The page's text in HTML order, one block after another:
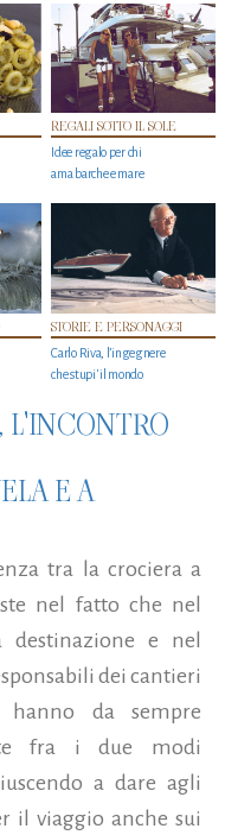
REGALI SOTTO IL SOLE
Idee regalo per chi
ama barche e mare
STORIE E PERSONAGGI
Carlo Riva, l’ingegnere
che stupi' il mondo
E A
tra la crociera a
nel fatto che nel
e nel
dei cantieri
hanno da sempre
fra i due modi
a dare agli
il viaggio anche sui